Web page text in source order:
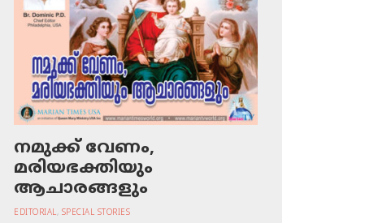
നമുക്ക് വേണം,
മരിയഭക്തിയും
ആചാരങ്ങളും
EDITORIAL, SPECIAL STORIES